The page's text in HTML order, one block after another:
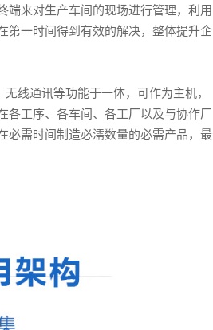
端来对生产车间的现场进行管理，利用
第一时间得到有效的解决，整体提升企
线通讯等功能于一体，可作为主机，
各工序、各车间、各工厂以及与协作厂
必需时间制造必濡数量的必需产品，最